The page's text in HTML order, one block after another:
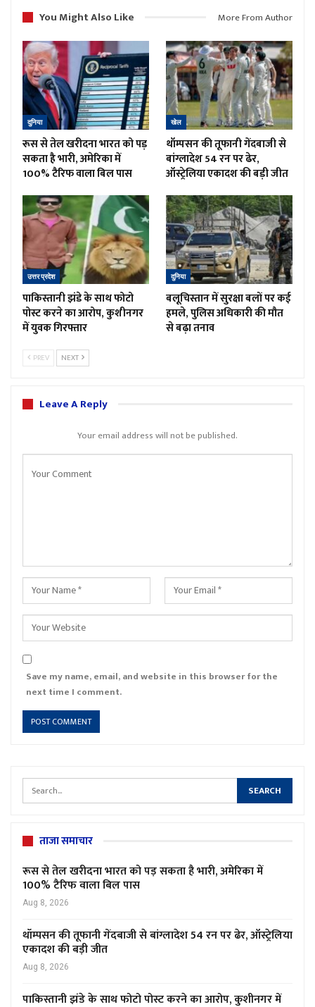
You Might Also Like More From Author
दुनिया
रूस से तेल खरीदना भारत को पड़
सकता है भारी, अमेरिका में
100% टैरिफ वाला बिल पास
खेल
थॉम्पसन की तूफानी गेंदबाजी से
बांग्लादेश 54 रन पर ढेर,
ऑस्ट्रेलिया एकादश की बड़ी जीत
उत्तर प्रदेश
पाकिस्तानी झंडे के साथ फोटो
पोस्ट करने का आरोप, कुशीनगर
में युवक गिरफ्तार
दुनिया
बलूचिस्तान में सुरक्षा बलों पर कई
हमले, पुलिस अधिकारी की मौत
से बढ़ा तनाव
PREV NEXT
Leave A Reply
Your email address will not be published.
Save my name, email, and website in this browser for the
next time I comment.
ताजा समाचार
रूस से तेल खरीदना भारत को पड़ सकता है भारी, अमेरिका में
100% टैरिफ वाला बिल पास
Aug 8, 2026
थॉम्पसन की तूफानी गेंदबाजी से बांग्लादेश 54 रन पर ढेर, ऑस्ट्रेलिया
एकादश की बड़ी जीत
Aug 8, 2026
पाकिस्तानी झंडे के साथ फोटो पोस्ट करने का आरोप, कुशीनगर में